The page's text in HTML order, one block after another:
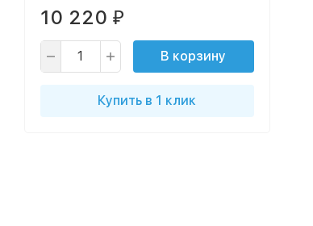
10 220 ₽
В корзину
Купить в 1 клик